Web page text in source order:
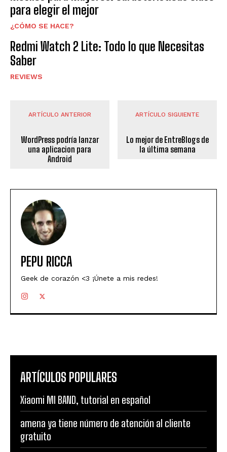
para elegir el mejor
¿CÓMO SE HACE?
Redmi Watch 2 Lite: Todo lo que Necesitas
Saber
REVIEWS
ARTÍCULO ANTERIOR
WordPress podría lanzar
una aplicacion para
Android
ARTÍCULO SIGUIENTE
Lo mejor de EntreBlogs de
la última semana
PEPU RICCA
Geek de corazón <3 ¡Únete a mis redes!
ARTÍCULOS POPULARES
Xiaomi MI BAND, tutorial en español
amena ya tiene número de atención al cliente
gratuito